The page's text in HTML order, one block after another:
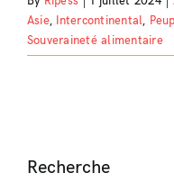
Asie, Intercontinental,
Souveraineté alimentaire
Recherche